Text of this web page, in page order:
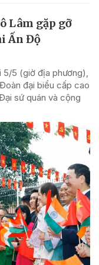
Lâm gặp gỡ
Ấn Độ
5/5 (giờ địa phương),
đại biểu cấp cao
sứ quán và cộng